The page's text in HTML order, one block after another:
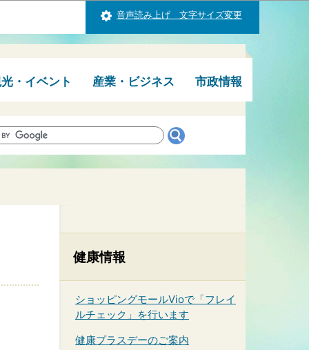
音声読み上げ 文字サイズ変更
・イベント 産業・ビジネス 市政情報
健康情報
ショッピングモールVioで「フレイ
ルチェック」を行います
健康プラスデーのご案内